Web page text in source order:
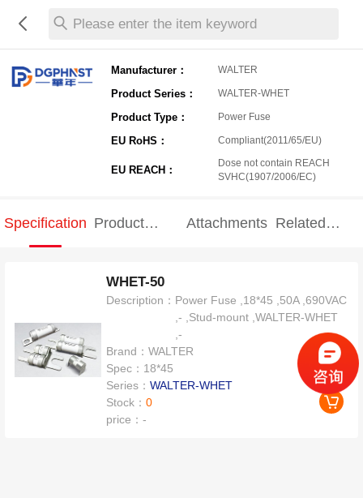
Please enter the item keyword
Manufacturer： WALTER
Product Series： WALTER-WHET
Product Type： Power Fuse
EU RoHS： Compliant(2011/65/EU)
EU REACH：
Dose not contain REACH
SVHC(1907/2006/EC)
Specification Product
Attachments Related
WHET-50
Description： Power Fuse ,18*45 ,50A ,690VAC
,- ,Stud-mount ,WALTER-WHET
,-
Brand：WALTER
Spec： 18*45
Series：WALTER-WHET
Stock：0
price：-